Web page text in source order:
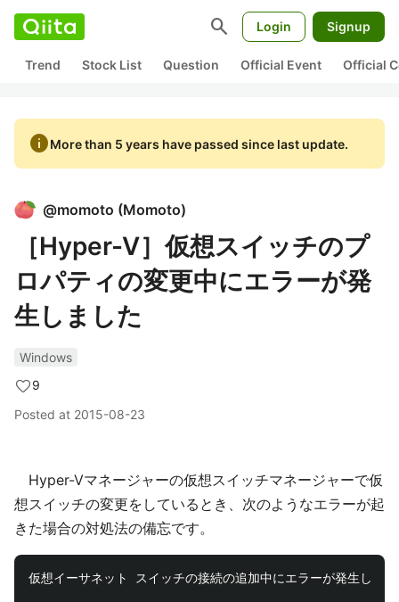
search Login Signup
Trend Stock List Question Official Event Official
infoMore than 5 years have passed since last update.
@momoto (Momoto)
［Hyper-V］仮想スイッチのプ
ロパティの変更中にエラーが発
生しました
Windows
9
Posted at 2015-08-23
Hyper-Vマネージャーの仮想スイッチマネージャーで仮
想スイッチの変更をしているとき、次のようなエラーが起
きた場合の対処法の備忘です。
仮想イーサネット スイッチの接続の追加中にエラーが発生しま